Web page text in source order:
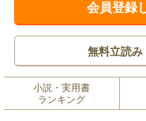
会員登録
無料立読み
小説・実用書
ランキング